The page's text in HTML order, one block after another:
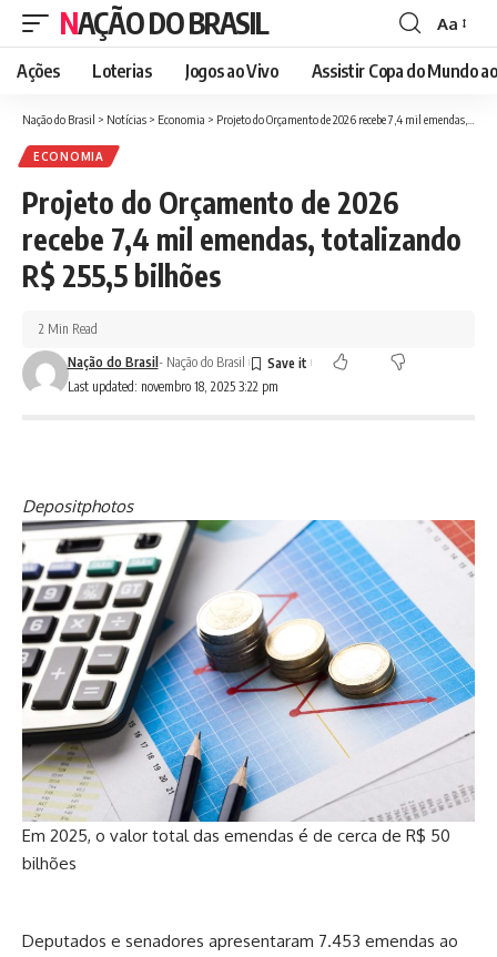
NAÇÃO DO BRASIL
Font
Resizer
Aa
Ações Loterias Jogos ao Vivo Assistir Copa do Mundo
Nação do Brasil > Notícias > Economia > Projeto do Orçamento de 2026 recebe 7,4 mil emendas, totalizando R$ 255,5 bilhões
ECONOMIA
Projeto do Orçamento de 2026
recebe 7,4 mil emendas, totalizando
R$ 255,5 bilhões
Last updated: novembro 18, 2025 3:22 pm
Nação do Brasil- Nação do Brasil
2 Min Read
Depositphotos
Em 2025, o valor total das emendas é de cerca de R$ 50
bilhões
Deputados e senadores apresentaram 7.453 emendas ao